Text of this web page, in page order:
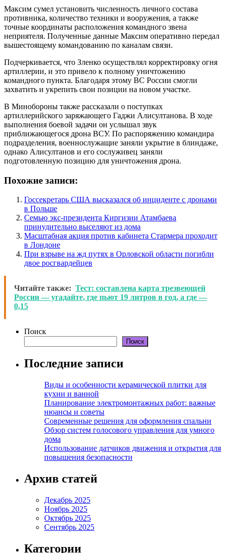
Максим сумел установить численность личного состава
противника, количество техники и вооружения, а также
точные координаты расположения командного звена
неприятеля. Полученные данные Максим оперативно передал
вышестоящему командованию по каналам связи.
Подчеркивается, что Зленко осуществлял корректировку огня
артиллерии, и это привело к полному уничтожению
командного пункта. Благодаря этому ВС России смогли
захватить и укрепить свои позиции на новом участке.
В Минобороны также рассказали о поступках
артиллерийского заряжающего Гаджи Алисултанова. В ходе
выполнения боевой задачи он услышал звук
приближающегося дрона ВСУ. По распоряжению командира
подразделения, военнослужащие заняли укрытие в блиндаже,
однако Алисултанов и его сослуживец заняли
подготовленную позицию для уничтожения дрона.
Похожие записи:
Госсекретарь США высказался об инциденте с дронами
в Польше
Семью экс-президента Киргизии Атамбаева
принудительно выселяют из дома
Масштабная акция против кабинета Стармера проходит
в Лондоне
При взрыве на жд путях в Орловской области погибли
двое росгвардейцев
Читайте также: Тест: составлена карта трезвеющей
России — угадайте, где пьют 19 литров в год, а где —
0,15
Поиск
Поиск
Последние записи
Виды и особенности керамической плитки для
кухни и ванной
Планирование электромонтажных работ: важные
нюансы и советы
Современные решения для оформления спальни
Обзор систем голосового управления для умного
дома
Использование датчиков движения и открытия для
повышения безопасности
Архив статей
Декабрь 2025
Ноябрь 2025
Октябрь 2025
Сентябрь 2025
Категории